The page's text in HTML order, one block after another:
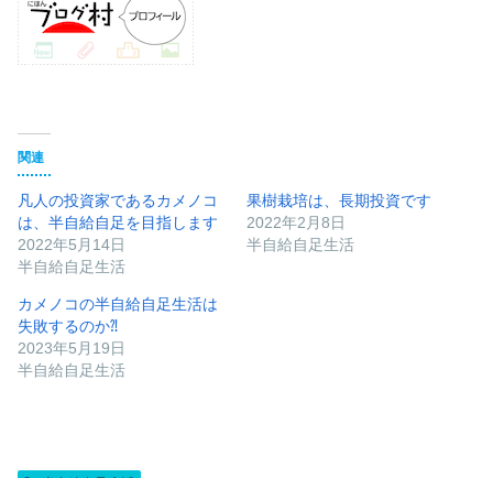
関連
凡人の投資家であるカメノコ
は、半自給自足を目指します
2022年5月14日
半自給自足生活
果樹栽培は、長期投資です
2022年2月8日
半自給自足生活
カメノコの半自給自足生活は
失敗するのか⁈
2023年5月19日
半自給自足生活